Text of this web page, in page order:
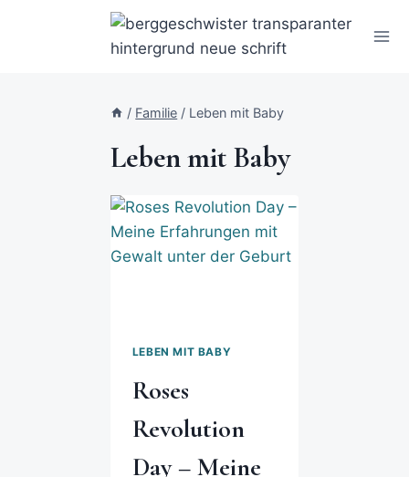
/ Familie / Leben mit Baby
Leben mit Baby
LEBEN MIT BABY
Roses
Revolution
Day – Meine